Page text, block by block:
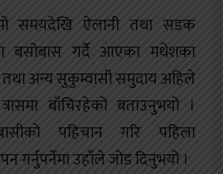
समयदेखि ऐलानी तथा सडक
बसोबास गर्दै आएका मधेशका
अन्य सुकुम्वासी समुदाय अहिले
बाँचिरहेको बताउनुभयो ।
पहिचान गरि पहिला
गर्नुपर्नेमा उहाँले जोड दिनुभयो ।